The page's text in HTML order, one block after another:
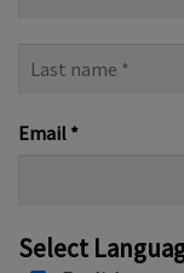
name
name
Email *
Select